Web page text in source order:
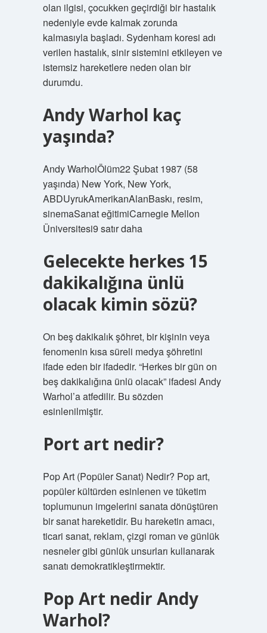
olan ilgisi, çocukken geçirdiği bir hastalık
nedeniyle evde kalmak zorunda
kalmasıyla başladı. Sydenham koresi adı
verilen hastalık, sinir sistemini etkileyen ve
istemsiz hareketlere neden olan bir
durumdu.
Andy Warhol kaç
yaşında?
Andy WarholÖlüm22 Şubat 1987 (58
yaşında) New York, New York,
ABDUyrukAmerikanAlanBaskı, resim,
sinemaSanat eğitimiCarnegie Mellon
Üniversitesi9 satır daha
Gelecekte herkes 15
dakikalığına ünlü
olacak kimin sözü?
On beş dakikalık şöhret, bir kişinin veya
fenomenin kısa süreli medya şöhretini
ifade eden bir ifadedir. “Herkes bir gün on
beş dakikalığına ünlü olacak” ifadesi Andy
Warhol’a atfedilir. Bu sözden
esinlenilmiştir.
Port art nedir?
Pop Art (Popüler Sanat) Nedir? Pop art,
popüler kültürden esinlenen ve tüketim
toplumunun imgelerini sanata dönüştüren
bir sanat hareketidir. Bu hareketin amacı,
ticari sanat, reklam, çizgi roman ve günlük
nesneler gibi günlük unsurları kullanarak
sanatı demokratikleştirmektir.
Pop Art nedir Andy
Warhol?